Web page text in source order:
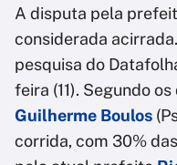
A disputa pela
considerada
pesquisa do
feira (11). Segundo
Guilherme Boulos
corrida, com 30%